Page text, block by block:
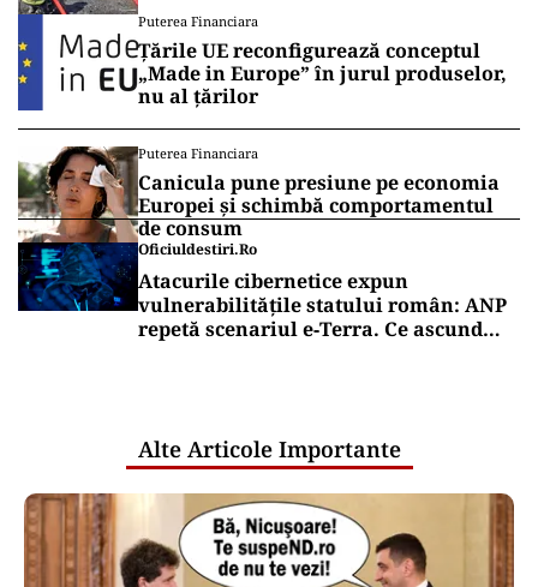
Puterea Financiara
Țările UE reconfigurează conceptul
„Made in Europe” în jurul produselor,
nu al țărilor
Puterea Financiara
Canicula pune presiune pe economia
Europei și schimbă comportamentul
de consum
Oficiuldestiri.ro
Atacurile cibernetice expun
vulnerabilitățile statului român: ANP
repetă scenariul e‑Terra. Ce ascund
Alte Articole Importante